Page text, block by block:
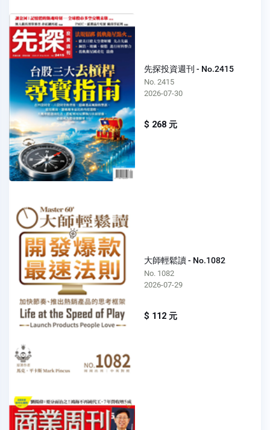
先探投資週刊 - No.2415
No. 2415
2026-07-30
$ 268 元
大師輕鬆讀 - No.1082
No. 1082
2026-07-29
$ 112 元